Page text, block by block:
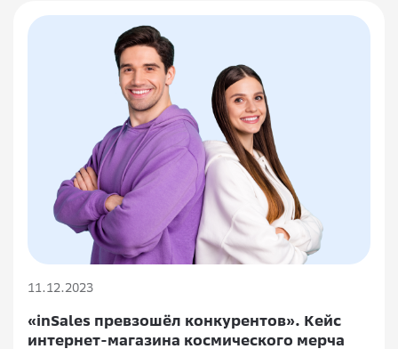
11.12.2023
«inSales превзошёл конкурентов». Кейс
интернет-магазина космического мерча